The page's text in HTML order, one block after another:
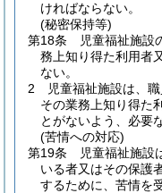
ければならない。
(秘密保持等)
第18条
児童福祉施設
務上知り得た利用者
ない。
2
児童福祉施設は、
その業務上知り得た
とがないよう、必要
(苦情への対応)
第19条
児童福祉施設
いる者又はその保護
するために、苦情を